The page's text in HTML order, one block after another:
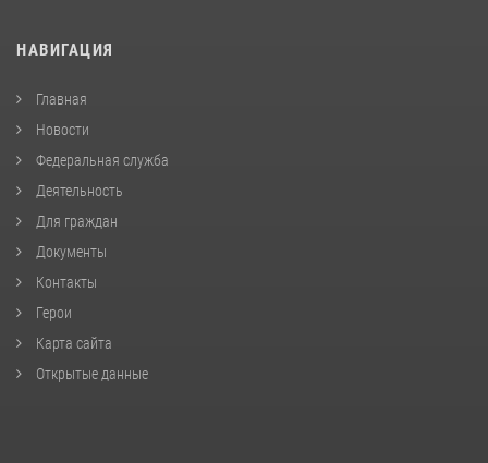
НАВИГАЦИЯ
Главная
Новости
Федеральная служба
Деятельность
Для граждан
Документы
Контакты
Герои
Карта сайта
Открытые данные